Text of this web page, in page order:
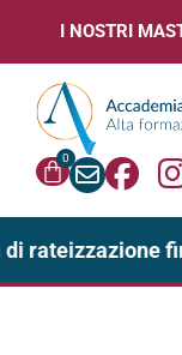
I NOSTRI
0
rateizzazione